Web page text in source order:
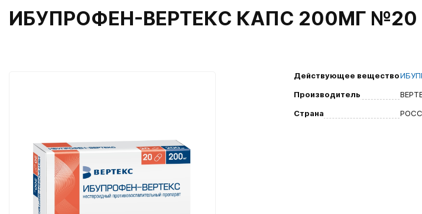
ИБУПРОФЕН-ВЕРТЕКС КАПС 200МГ №20
Действующее вещество
Производитель
Страна